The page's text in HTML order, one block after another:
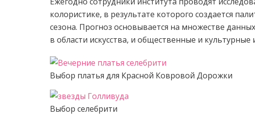
колористике, в результате которого создается
сезона. Прогноз основывается на множестве
в области искусства, и общественные и культурные
Выбор платья для Красной Ковровой Дорожки
Выбор селебрити